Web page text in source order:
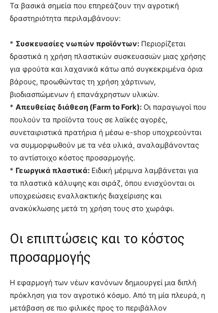
Τα βασικά σημεία που επηρεάζουν την αγροτική
δραστηριότητα περιλαμβάνουν:
* Συσκευασίες νωπών προϊόντων: Περιορίζεται
δραστικά η χρήση πλαστικών συσκευασιών μιας χρήσης
για φρούτα και λαχανικά κάτω από συγκεκριμένα όρια
βάρους, προωθώντας τη χρήση χάρτινων,
βιοδιασπώμενων ή επανάχρηστων υλικών.
* Απευθείας διάθεση (Farm to Fork): Οι παραγωγοί που
πουλούν τα προϊόντα τους σε λαϊκές αγορές,
συνεταιριστικά πρατήρια ή μέσω e-shop υποχρεούνται
να συμμορφωθούν με τα νέα υλικά, αναλαμβάνοντας
το αντίστοιχο κόστος προσαρμογής.
* Γεωργικά πλαστικά: Ειδική μέριμνα λαμβάνεται για
τα πλαστικά κάλυψης και σιράζ, όπου ενισχύονται οι
υποχρεώσεις εναλλακτικής διαχείρισης και
ανακύκλωσης μετά τη χρήση τους στο χωράφι.
Οι επιπτώσεις και το κόστος
προσαρμογής
Η εφαρμογή των νέων κανόνων δημιουργεί μια διπλή
πρόκληση για τον αγροτικό κόσμο. Από τη μία πλευρά, η
μετάβαση σε πιο φιλικές προς το περιβάλλον